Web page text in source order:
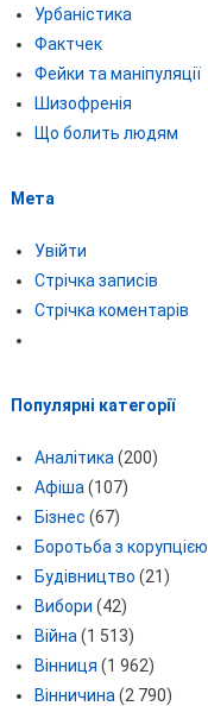
Урбаністика
Фактчек
Фейки та маніпуляції
Шизофренія
Що болить людям
Мета
Увійти
Стрічка записів
Стрічка коментарів
Популярні категорії
Аналітика (200)
Афіша (107)
Бізнес (67)
Боротьба з корупцією
Будівництво (21)
Вибори (42)
Війна (1 513)
Вінниця (1 962)
Вінничина (2 790)